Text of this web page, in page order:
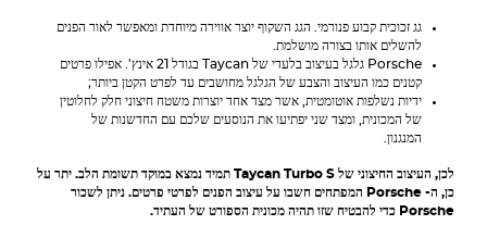
גג זכוכית קבוע פנורמי. הגג השקוף יוצר אווירה מיוחדת ומאפשר לאור הפנים
להשלים אותו בצורה מושלמת.
Porsche
גלגל בעיצוב בלעדי של Taycan בגודל 21 אינץ'. אפילו פרטים
קטנים כמו העיצוב והצבע של הגלגל מחושבים עד לפרט הקטן ביותר;
ידיות נשלפות אוטומטית, אשר מצד אחד יוצרות משטח חיצוני חלק לחלוטין
של המכונית, ומצד שני יפתיעו את הנוסעים שלכם עם החדשנות של
המנגנון.
לכן, העיצוב החיצוני של Taycan Turbo S תמיד נמצא במוקד תשומת הלב. יתר על
כן, ה- Porsche המפתחים חשבו על עיצוב הפנים לפרטי פרטים. ניתן לשכור
Porsche כדי להבטיח שזו תהיה מכונית הספורט של העתיד.